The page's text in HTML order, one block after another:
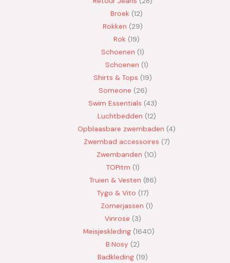
Broek 12
Rokken
29
Rok 19
Schoenen 1
Schoenen 1
Shirts & Tops 19
Someone 26
Swim Essentials 43
Luchtbedden 12
Opblaasbare zwembaden 4
Zwembad accessoires 7
Zwembanden 10
TOPitm 1
Truien & Vesten 86
Tygo & Vito 17
Zomerjassen 1
Vinrose 3
Meisjeskleding 1640
B.Nosy
2
Badkleding 19